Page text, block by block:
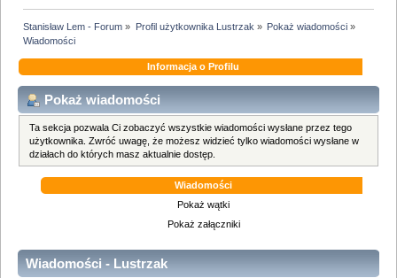
Stanisław Lem - Forum » Profil użytkownika Lustrzak » Pokaż wiadomości»
Wiadomości
Informacja o Profilu
Pokaż wiadomości
Ta sekcja pozwala Ci zobaczyć wszystkie wiadomości wysłane przez tego
użytkownika. Zwróć uwagę, że możesz widzieć tylko wiadomości wysłane w
działach do których masz aktualnie dostęp.
Wiadomości
Pokaż wątki
Pokaż załączniki
Wiadomości - Lustrzak